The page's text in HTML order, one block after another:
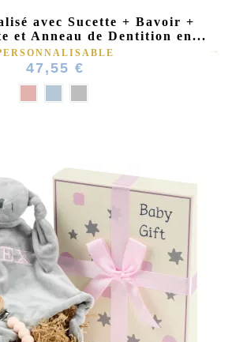
avec Sucette + Bavoir +
et Anneau de Dentition en...
47,55 €